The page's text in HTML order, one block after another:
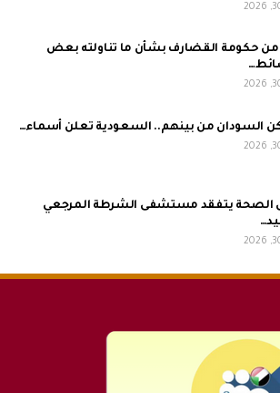
من حكومة القضارف بشأن ما تناولته بعض
السودان من بينهم.. السعودية تعلن أسماء…
الصحة يتفقد مستشفى الشرطة المرجعي